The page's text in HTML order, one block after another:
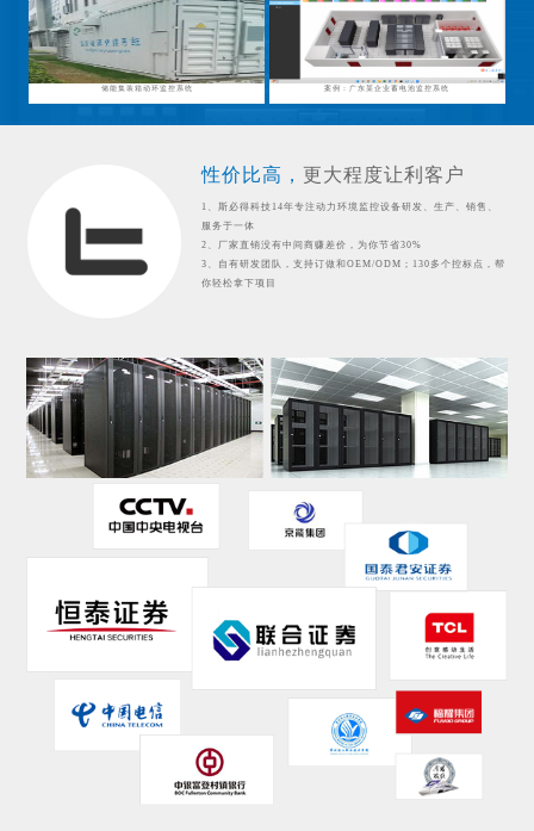
储能集装箱动环监控系统 案例：广东某企业蓄电池监控系统
性价比高， 更大程度让利客户
1、斯必得科技14年专注动力环境监控设备研发、生产、销售、
服务于一体
2、厂家直销没有中间商赚差价，为你节省30%
3、自有研发团队，支持订做和OEM/ODM；130多个控标点，帮
你轻松拿下项目